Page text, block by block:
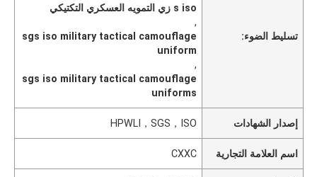
تسليط الضوء:
s iso زي التمويه العسكري التكتيكي
,
sgs iso military tactical camouflage
uniform
,
sgs iso military tactical camouflage
uniforms
إصدار الشهادات HPWLI，SGS，ISO
اسم العلامة التجارية CXXC